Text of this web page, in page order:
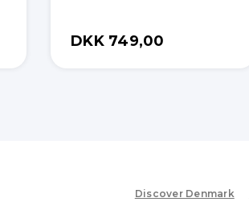
DKK 749,00
Discover Denmark